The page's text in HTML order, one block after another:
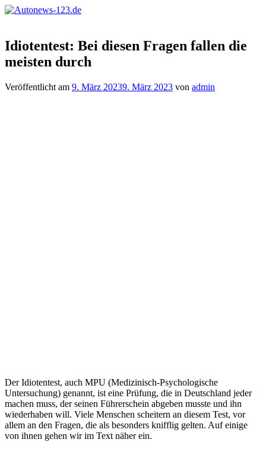
Zum
123.de
mit
Charme
Idiotentest: Bei diesen Fragen fallen die
meisten durch
Veröffentlicht am 9. März 20239. März 2023 von admin
Der Idiotentest, auch MPU (Medizinisch-Psychologische
Untersuchung) genannt, ist eine Prüfung, die in Deutschland jeder
machen muss, der seinen Führerschein abgeben musste und ihn
wiederhaben will. Viele Menschen scheitern an diesem Test, vor
allem an den Fragen, die als besonders knifflig gelten. Auf einige
von ihnen gehen wir im Text näher ein.